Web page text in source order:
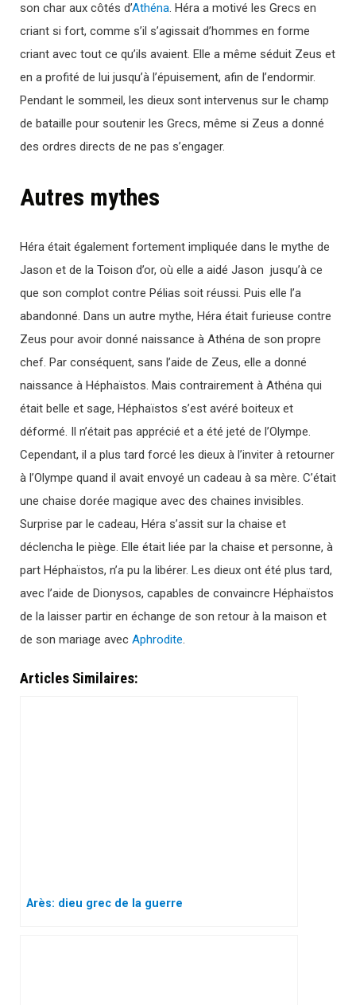
son char aux côtés d’Athéna. Héra a motivé les Grecs en
criant si fort, comme s’il s’agissait d’hommes en forme
criant avec tout ce qu’ils avaient. Elle a même séduit Zeus et
en a profité de lui jusqu’à l’épuisement, afin de l’endormir.
Pendant le sommeil, les dieux sont intervenus sur le champ
de bataille pour soutenir les Grecs, même si Zeus a donné
des ordres directs de ne pas s’engager.
Autres mythes
Héra était également fortement impliquée dans le mythe de
Jason et de la Toison d’or, où elle a aidé Jason jusqu’à ce
que son complot contre Pélias soit réussi. Puis elle l’a
abandonné. Dans un autre mythe, Héra était furieuse contre
Zeus pour avoir donné naissance à Athéna de son propre
chef. Par conséquent, sans l’aide de Zeus, elle a donné
naissance à Héphaïstos. Mais contrairement à Athéna qui
était belle et sage, Héphaïstos s’est avéré boiteux et
déformé. Il n’était pas apprécié et a été jeté de l’Olympe.
Cependant, il a plus tard forcé les dieux à l’inviter à retourner
à l’Olympe quand il avait envoyé un cadeau à sa mère. C’était
une chaise dorée magique avec des chaines invisibles.
Surprise par le cadeau, Héra s’assit sur la chaise et
déclencha le piège. Elle était liée par la chaise et personne, à
part Héphaïstos, n’a pu la libérer. Les dieux ont été plus tard,
avec l’aide de Dionysos, capables de convaincre Héphaïstos
de la laisser partir en échange de son retour à la maison et
de son mariage avec Aphrodite.
Articles Similaires:
Arès: dieu grec de la guerre